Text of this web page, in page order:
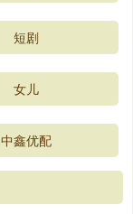
短剧
女儿
中鑫优配